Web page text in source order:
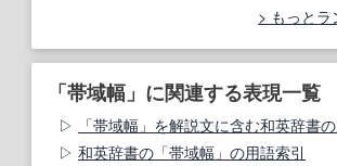
もっとラ
「帯域幅」に関連する表現一覧
「帯域幅」を解説文に含む和英辞書
和英辞書の「帯域幅」の用語索引